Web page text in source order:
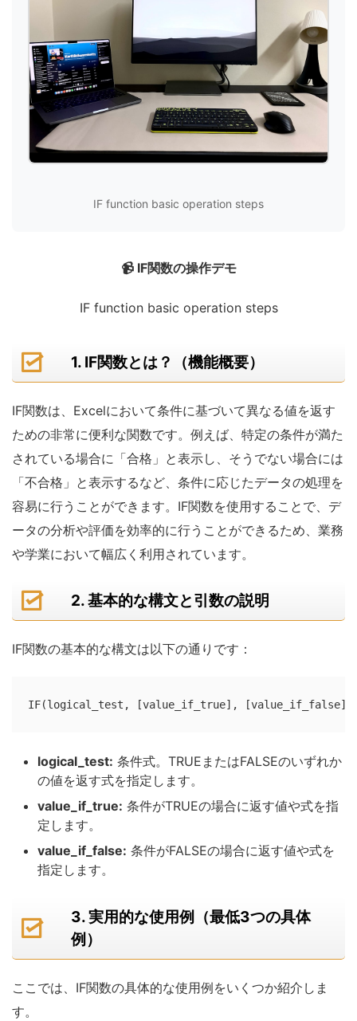
IF function basic operation steps
📹 IF関数の操作デモ
IF function basic operation steps
1. IF関数とは？（機能概要）
IF関数は、Excelにおいて条件に基づいて異なる値を返す
ための非常に便利な関数です。例えば、特定の条件が満た
されている場合に「合格」と表示し、そうでない場合には
「不合格」と表示するなど、条件に応じたデータの処理を
容易に行うことができます。IF関数を使用することで、デ
ータの分析や評価を効率的に行うことができるため、業務
や学業において幅広く利用されています。
2. 基本的な構文と引数の説明
IF関数の基本的な構文は以下の通りです：
IF(logical_test, [value_if_true], [value_if_false])
logical_test: 条件式。TRUEまたはFALSEのいずれか
の値を返す式を指定します。
value_if_true: 条件がTRUEの場合に返す値や式を指
定します。
value_if_false: 条件がFALSEの場合に返す値や式を
指定します。
3. 実用的な使用例（最低3つの具体
例）
ここでは、IF関数の具体的な使用例をいくつか紹介しま
す。